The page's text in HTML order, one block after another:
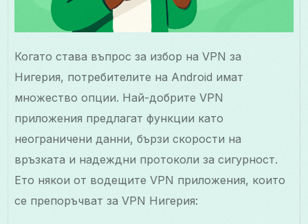
Когато става въпрос за избор на VPN за
Нигерия, потребителите на Android имат
множество опции. Най-добрите VPN
приложения предлагат функции като
неограничени данни, бързи скорости на
връзката и надеждни протоколи за сигурност.
Ето някои от водещите VPN приложения, които
се препоръчват за VPN Нигерия: